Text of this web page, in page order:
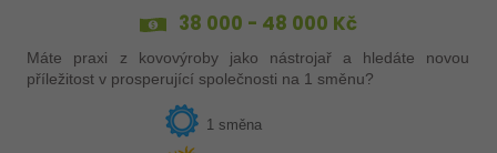
38 000 - 48 000 Kč
Máte praxi z kovovýroby jako nástrojař a hledáte novou
příležitost v prosperující společnosti na 1 směnu?
1 směna